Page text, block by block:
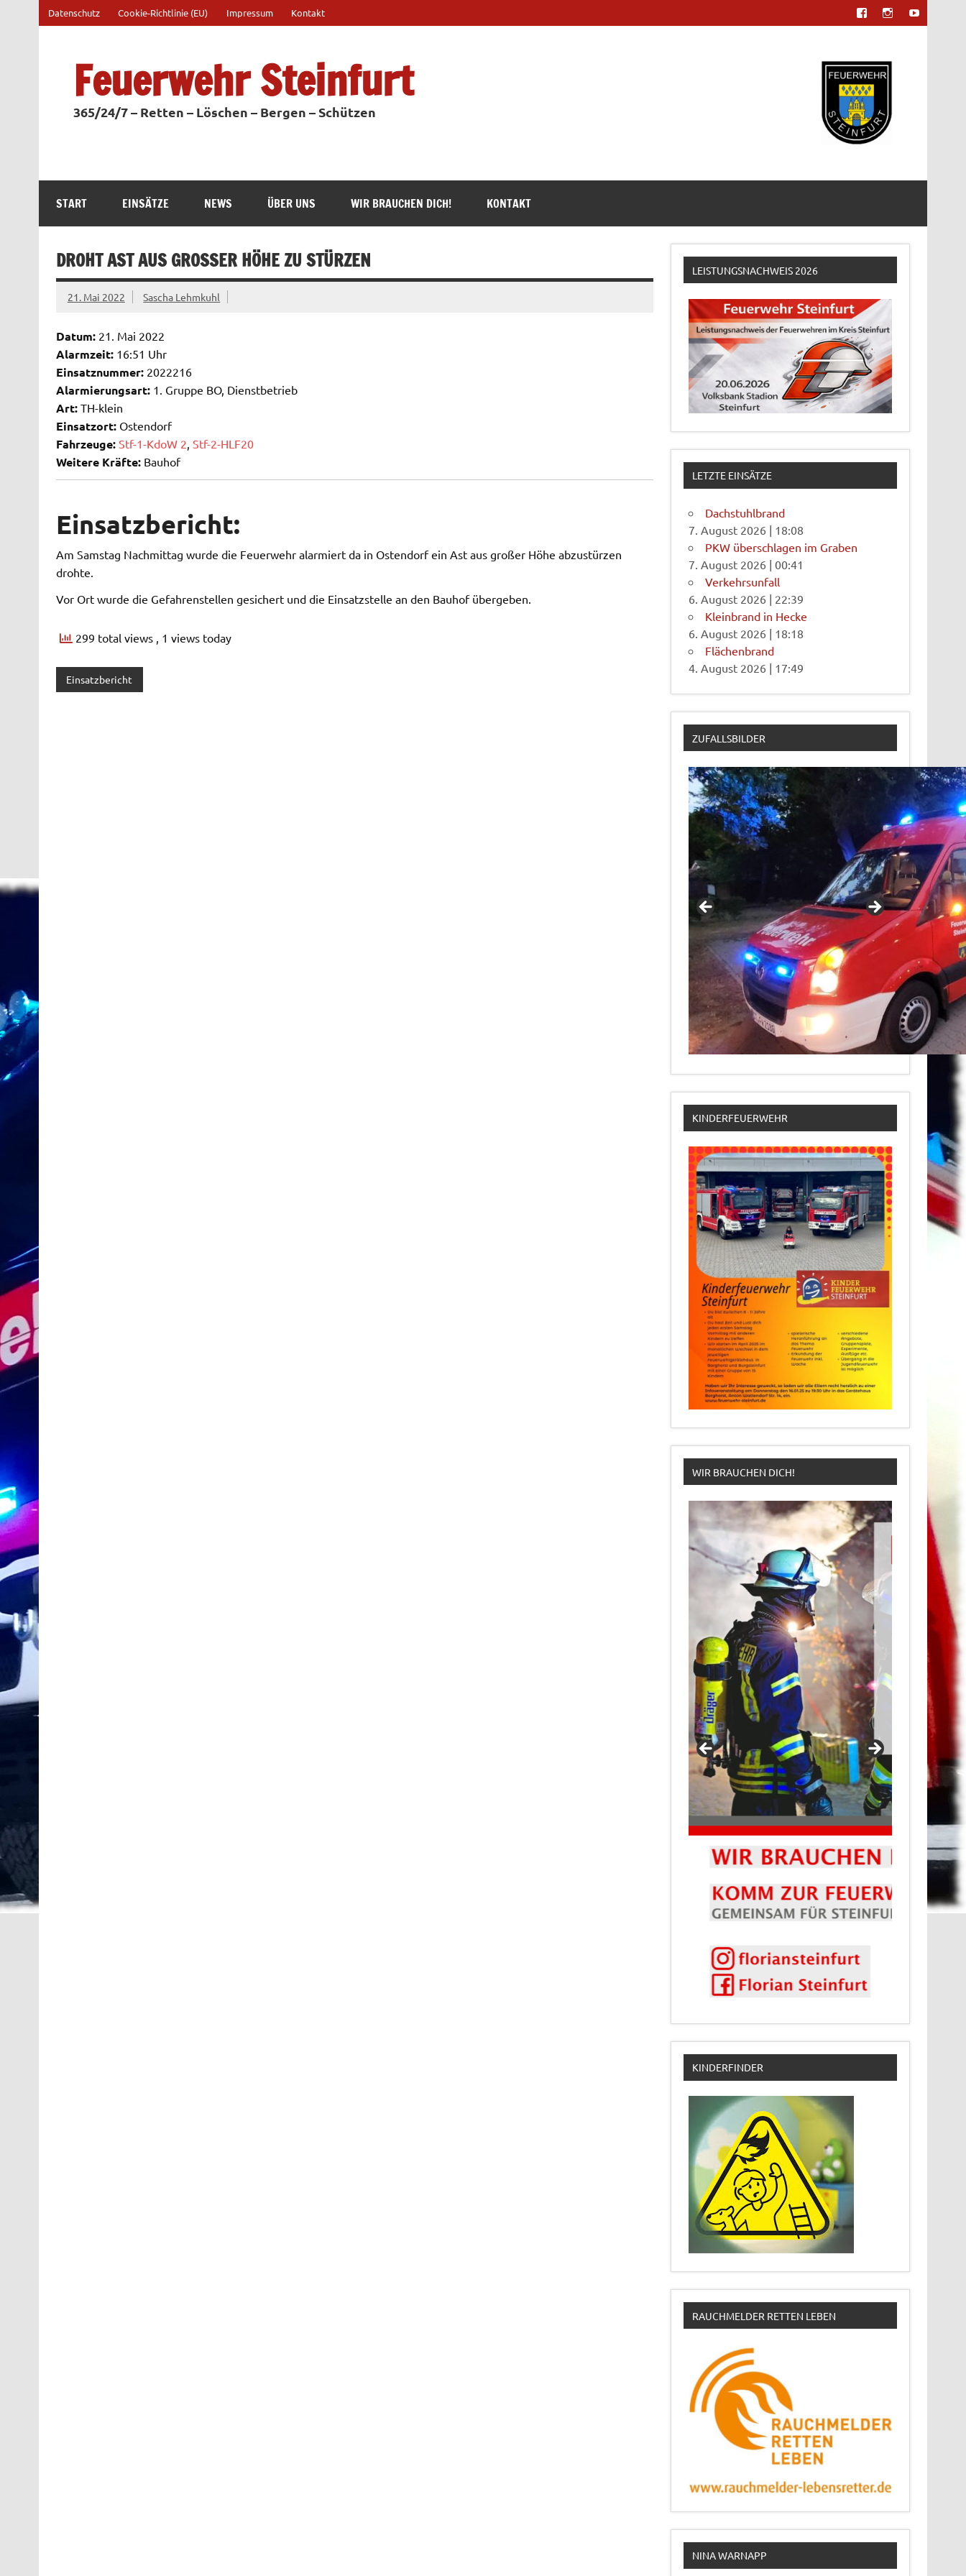
springen
Datenschutz Cookie-Richtlinie (EU) Impressum Kontakt
Feuerwehr Steinfurt
365/24/7 – Retten – Löschen – Bergen – Schützen
START EINSÄTZE NEWS ÜBER UNS WIR BRAUCHEN DICH! KONTAKT
DROHT AST AUS GROSSER HÖHE ZU STÜRZEN
21. Mai 2022 Sascha Lehmkuhl
Datum:21. Mai 2022
Alarmzeit:16:51 Uhr
Einsatznummer:2022216
Alarmierungsart:1. Gruppe BO, Dienstbetrieb
Art:TH-klein
Einsatzort:Ostendorf
Fahrzeuge: Stf-1-KdoW 2, Stf-2-HLF20
Weitere Kräfte:Bauhof
Einsatzbericht:
Am Samstag Nachmittag wurde die Feuerwehr alarmiert da in Ostendorf ein Ast aus großer Höhe abzustürzen
drohte.
Vor Ort wurde die Gefahrenstellen gesichert und die Einsatzstelle an den Bauhof übergeben.
299 total views , 1 views today
Einsatzbericht
LEISTUNGSNACHWEIS 2026
LETZTE EINSÄTZE
Dachstuhlbrand
7. August 2026 | 18:08
PKW überschlagen im Graben
7. August 2026 |00:41
Verkehrsunfall
6. August 2026 | 22:39
Kleinbrand in Hecke
6. August 2026 | 18:18
Flächenbrand
4. August 2026 | 17:49
ZUFALLSBILDER
KINDERFEUERWEHR
WIR BRAUCHEN DICH!
KINDERFINDER
RAUCHMELDER RETTEN LEBEN
NINA WARNAPP